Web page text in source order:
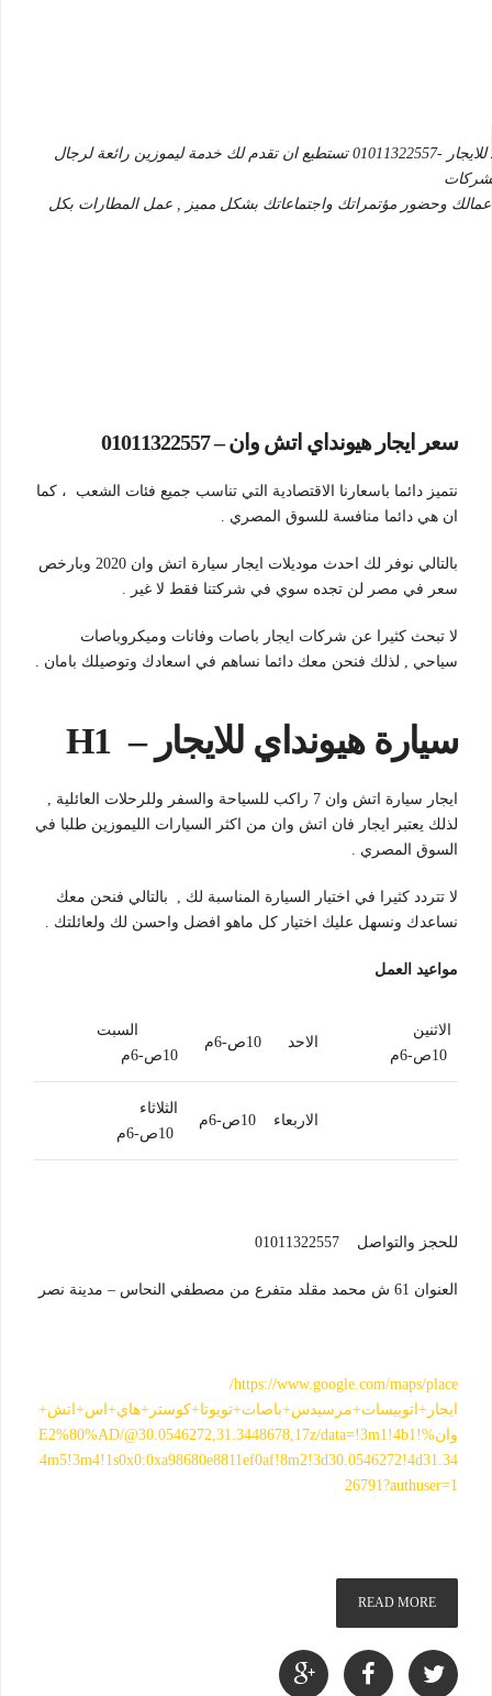
فان اتش وان 2020 للايجار -01011322557 تستطيع ان تقدم لك خدمة ليموزين رائعة لرجال
وحضور مؤتمراتك واجتماعاتك بشكل مميز , عمل المطارات بكل
سعر ايجار هيونداي اتش وان – 01011322557
نتميز دائما باسعارنا الاقتصادية التي تناسب جميع فئات الشعب ، كما
ان هي دائما منافسة للسوق المصري .
بالتالي نوفر لك احدث موديلات ايجار سيارة اتش وان 2020 وبارخص
سعر في مصر لن تجده سوي في شركتنا فقط لا غير .
لا تبحث كثيرا عن شركات ايجار باصات وفانات وميكروباصات
سياحي , لذلك فنحن معك دائما نساهم في اسعادك وتوصيلك بامان .
سيارة هيونداي للايجار – H1
ايجار سيارة اتش وان 7 راكب للسياحة والسفر وللرحلات العائلية ,
لذلك يعتبر ايجار فان اتش وان من اكثر السيارات الليموزين طلبا في
السوق المصري .
لا تتردد كثيرا في اختيار السيارة المناسبة لك , بالتالي فنحن معك
نساعدك ونسهل عليك اختيار كل ماهو افضل واحسن لك ولعائلتك .
مواعيد العمل
الاثنين
الاحد 10ص-6م
السبت
10ص-6م
الاربعاء 10ص-6م
الثلاثاء
للحجز والتواصل 01011322557
العنوان 61 ش محمد مقلد متفرع من مصطفي النحاس – مدينة نصر
https://www.google.com/maps/place/
ايجار+اتوبيسات+مرسيدس+باصات+تويوتا+كوستر+هاي+اس+اتش+
وان%E2%80%AD/@30.0546272,31.3448678,17z/data=!3m1!4b1!
4m5!3m4!1s0x0:0xa98680e8811ef0af!8m2!3d30.0546272!4d31.34
26791?authuser=1
READ MORE